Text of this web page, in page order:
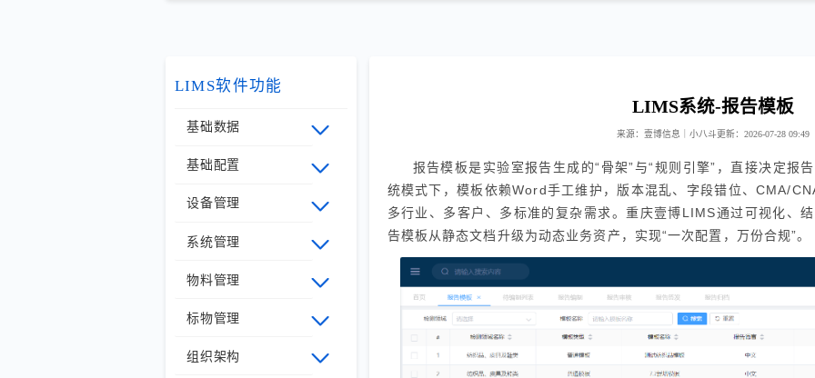
LIMS系统-报告模板
来源：壹博信息｜小八斗更新：2026-07-28 09:49
报告模板是实验室报告生成的“骨架”与“规则引擎”，直接决定报
统模式下，模板依赖Word手工维护，版本混乱、字段错位、CMA/
多行业、多客户、多标准的复杂需求。重庆壹博LIMS通过可视化、
告模板从静态文档升级为动态业务资产，实现“一次配置，万份合规”。
LIMS软件功能
基础数据
基础配置
设备管理
系统管理
物料管理
标物管理
组织架构